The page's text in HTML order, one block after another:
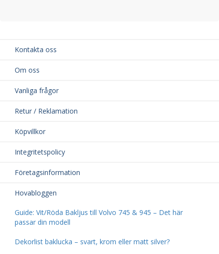
Kontakta oss
Om oss
Vanliga frågor
Retur / Reklamation
Köpvillkor
Integritetspolicy
Företagsinformation
Hovabloggen
Guide: Vit/Röda Bakljus till Volvo 745 & 945 – Det här
passar din modell
Dekorlist baklucka – svart, krom eller matt silver?